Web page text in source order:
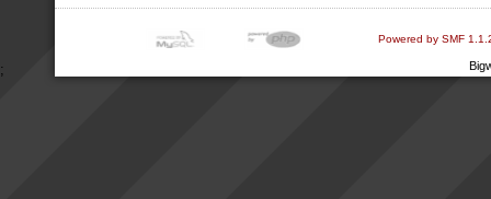
Powered by SMF
;